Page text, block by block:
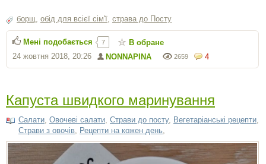
борщ обід для всієї сім'ї страва до Посту
4
2659
NONNAPINA
24 жовтня 2018, 20:26
Мені подобається 7 В обране
Капуста швидкого маринування
Салати Овочеві салати Страви до посту, Вегетаріанські рецепти
Страви з овочів Рецепти на кожен день